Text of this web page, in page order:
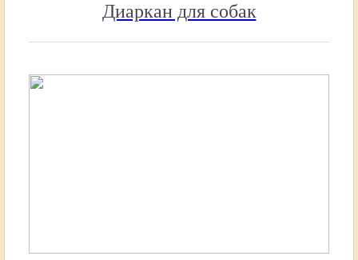
Диаркан для собак